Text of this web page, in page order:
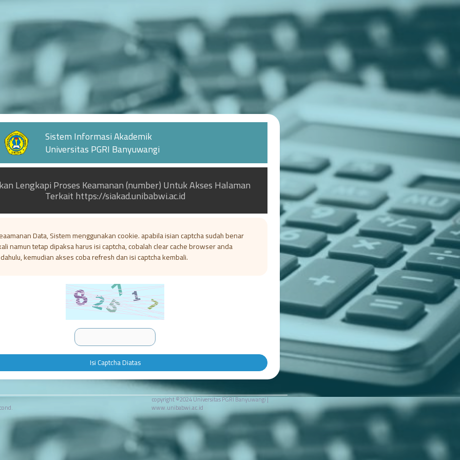
Sistem Informasi Akademik
Universitas PGRI Banyuwangi
Lengkapi Proses Keamanan (number) Untuk Akses Halaman
Terkait https://siakad.unibabwi.ac.id
Data, Sistem menggunakan cookie. apabila isian captcha sudah benar
namun tetap dipaksa harus isi captcha, cobalah clear cache browser anda
kemudian akses coba refresh dan isi captcha kembali.
Isi Captcha Diatas
copyright ©2024 Universitas PGRI Banyuwangi |
www.unibabwi.ac.id